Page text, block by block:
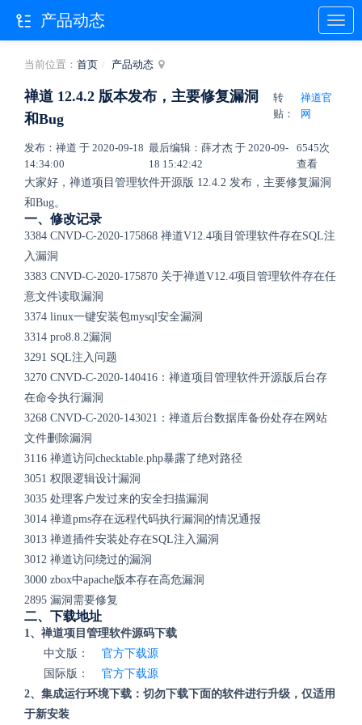
当前位置： 首页 产品动态
禅道 12.4.2 版本发布，主要修复漏洞
和Bug
转
贴：
禅道官
网
发布：禅道 于 2020-09-18
14:34:00
最后编辑：薛才杰 于 2020-09-
18 15:42:42
6545次
查看
大家好，禅道项目管理软件开源版 12.4.2 发布，主要修复漏洞
和Bug。
一、修改记录
3384 CNVD-C-2020-175868 禅道V12.4项目管理软件存在SQL注
入漏洞
3383 CNVD-C-2020-175870 关于禅道V12.4项目管理软件存在任
意文件读取漏洞
3374 linux一键安装包mysql安全漏洞
3314 pro8.8.2漏洞
3291 SQL注入问题
3270 CNVD-C-2020-140416：禅道项目管理软件开源版后台存
在命令执行漏洞
3268 CNVD-C-2020-143021：禅道后台数据库备份处存在网站
文件删除漏洞
3116 禅道访问checktable.php暴露了绝对路径
3051 权限逻辑设计漏洞
3035 处理客户发过来的安全扫描漏洞
3014 禅道pms存在远程代码执行漏洞的情况通报
3013 禅道插件安装处存在SQL注入漏洞
3012 禅道访问绕过的漏洞
3000 zbox中apache版本存在高危漏洞
2895 漏洞需要修复
二、下载地址
1、禅道项目管理软件源码下载
中文版： 官方下载源
国际版： 官方下载源
2、集成运行环境下载：切勿下载下面的软件进行升级，仅适用
于新安装
产品动态